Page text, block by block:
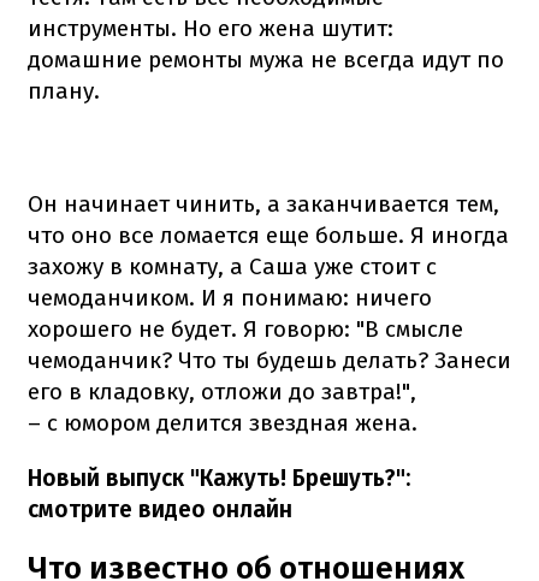
инструменты. Но его жена шутит:
домашние ремонты мужа не всегда идут по
плану.
Он начинает чинить, а заканчивается тем,
что оно все ломается еще больше. Я иногда
захожу в комнату, а Саша уже стоит с
чемоданчиком. И я понимаю: ничего
хорошего не будет. Я говорю: "В смысле
чемоданчик? Что ты будешь делать? Занеси
его в кладовку, отложи до завтра!",
– с юмором делится звездная жена.
Новый выпуск "Кажуть! Брешуть?":
смотрите видео онлайн
Что известно об отношениях